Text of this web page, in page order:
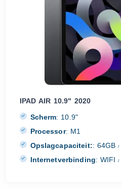
IPAD AIR 10.9" 2020
Scherm: 10.9"
Processor: M1
Opslagcapaciteit:: 64GB/
Internetverbinding: WIFI/